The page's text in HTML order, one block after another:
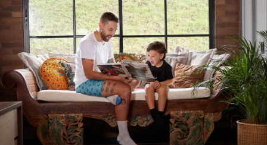
e
b
o
o
k
er
e
st
p
ar
tir
la
entrada
Día
del
Padre,
estas
son
de
regalo
que